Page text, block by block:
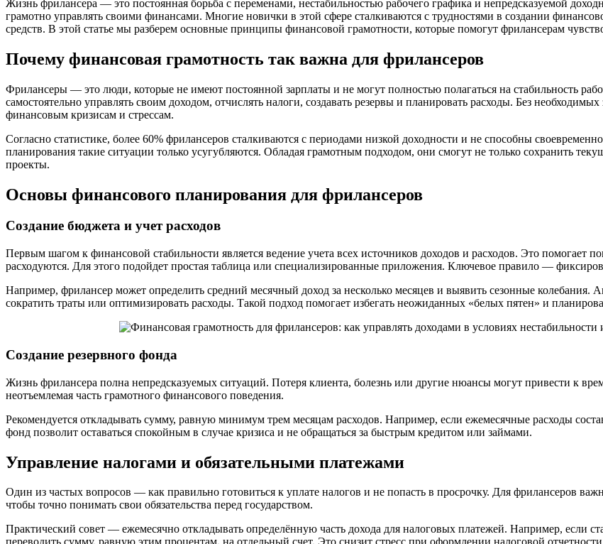
Жизнь фрилансера — это постоянная борьба с переменами, нестабильностью рабочего графика и непредсказуемой
грамотно управлять своими финансами. Многие новички в этой сфере сталкиваются с трудностями в создании
средств. В этой статье мы разберем основные принципы финансовой грамотности, которые помогут фрилансерам
Почему финансовая грамотность так важна для фрилансеров
Фрилансеры — это люди, которые не имеют постоянной зарплаты и не могут полностью полагаться на стабильность
самостоятельно управлять своим доходом, отчислять налоги, создавать резервы и планировать расходы. Без
финансовым кризисам и стрессам.
Согласно статистике, более 60% фрилансеров сталкиваются с периодами низкой доходности и не способны
планирования такие ситуации только усугубляются. Обладая грамотным подходом, они смогут не только сохранить
проекты.
Основы финансового планирования для фрилансеров
Создание бюджета и учет расходов
Первым шагом к финансовой стабильности является ведение учета всех источников доходов и расходов. Это помогает
расходуются. Для этого подойдет простая таблица или специализированные приложения. Ключевое правило —
Например, фрилансер может определить средний месячный доход за несколько месяцев и выявить сезонные
сократить траты или оптимизировать расходы. Такой подход помогает избегать неожиданных «белых пятен» и
Создание резервного фонда
Жизнь фрилансера полна непредсказуемых ситуаций. Потеря клиента, болезнь или другие нюансы могут привести к
неотъемлемая часть грамотного финансового поведения.
Рекомендуется откладывать сумму, равную минимум трем месяцам расходов. Например, если ежемесячные расходы
фонд позволит оставаться спокойным в случае кризиса и не обращаться за быстрым кредитом или займами.
Управление налогами и обязательными платежами
Один из частых вопросов — как правильно готовиться к уплате налогов и не попасть в просрочку. Для фрилансеров
чтобы точно понимать свои обязательства перед государством.
Практический совет — ежемесячно откладывать определённую часть дохода для налоговых платежей. Например, если